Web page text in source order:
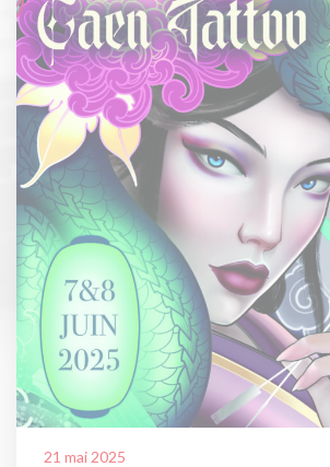
21 mai 2025